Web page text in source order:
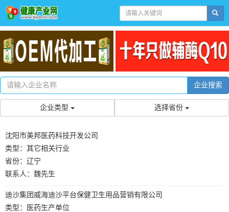
企业搜索
企业类型 选择省份
沈阳市美邦医药科技开发公司
类型：其它相关行业
省份：辽宁
联系人：魏先生
迪沙集团威海迪沙平台保健卫生用品营销有限公司
类型：医药生产单位